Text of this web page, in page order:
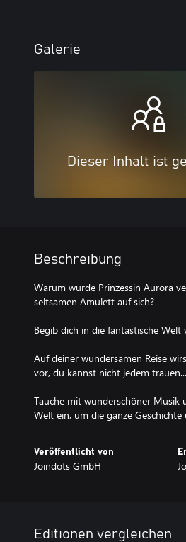
Galerie
Dieser Inhalt ist
Beschreibung
Warum wurde Prinzessin Aurora
seltsamen Amulett auf sich?
Begib dich in die fantastische
Auf deiner wundersamen Reise
vor, du kannst nicht jedem trauen...
Tauche mit wunderschöner Musik
Welt ein, um die ganze
Veröffentlicht von
Joindots GmbH
Editionen vergleichen